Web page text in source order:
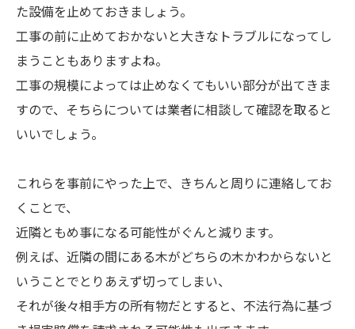
た設備を止めておきましょう。
工事の前に止めておかないと大きなトラブルになってし
まうこともありますよね。
工事の規模によっては止めなくてもいい部分が出てきま
すので、そちらについては業者に相談して確認を取ると
いいでしょう。
これらを事前にやった上で、きちんと周りに連絡してお
くことで、
近隣ともめ事になる可能性がぐんと減ります。
例えば、近隣の間にある木がどちらの木かわからないと
いうことでとりあえず切ってしまい、
それが後々相手方の所有物だとすると、不法行為に基づ